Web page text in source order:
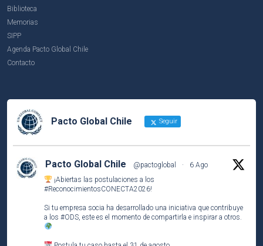
Biblioteca
Memorias
SIPP
Agenda Pacto Global Chile
Contacto
Pacto Global Chile Seguir
Pacto Global Chile @pactoglobal ·
6 Ago
¡Abiertas las postulaciones a los
#ReconocimientosCONECTA2026!
Si tu empresa socia ha desarrollado una iniciativa que contribuye
a los #ODS , este es el momento de compartirla e inspirar a otros.